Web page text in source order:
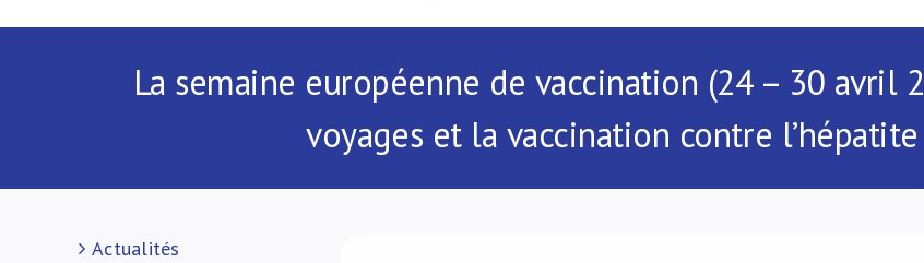
La semaine européenne de vaccination (24 – 30 avril
voyages et la vaccination contre
Actualités